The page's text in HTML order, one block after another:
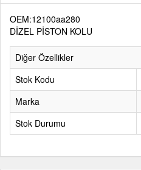
OEM:12100aa280
DİZEL PİSTON KOLU
Diğer Özellikler
Stok Kodu
Marka
Stok Durumu